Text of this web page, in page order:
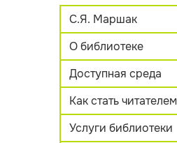
С.Я. Маршак
О библиотеке
Доступная среда
Как стать читателем
Услуги библиотеки